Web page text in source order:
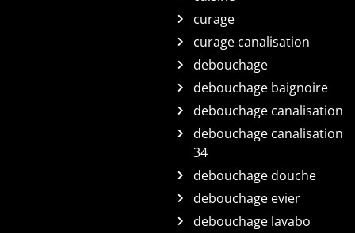
curage
curage canalisation
debouchage
debouchage baignoire
debouchage canalisation
debouchage canalisation
34
debouchage douche
debouchage evier
debouchage lavabo